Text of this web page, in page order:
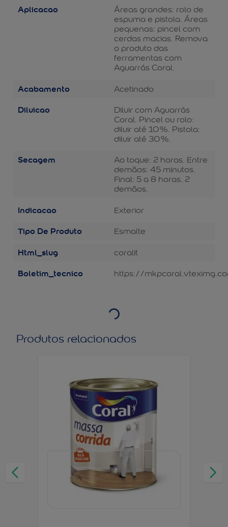
Aplicacao
Áreas grandes: rolo de
espuma e pistola. Áreas
pequenas: pincel com
cerdas macias. Remova
o produto das
ferramentas com
Aguarrás Coral.
Acabamento Acetinado
Diluicao
Diluir com Aguarrás
Coral. Pincel ou rolo:
diluir até 10%. Pistola:
diluir até 30%.
Secagem
Ao toque: 2 horas. Entre
demãos: 45 minutos.
Final: 5 a 8 horas. 2
demãos.
Indicacao Exterior
Tipo De Produto Esmalte
Html_slug coralit
Boletim_tecnico https://
Produtos relacionados